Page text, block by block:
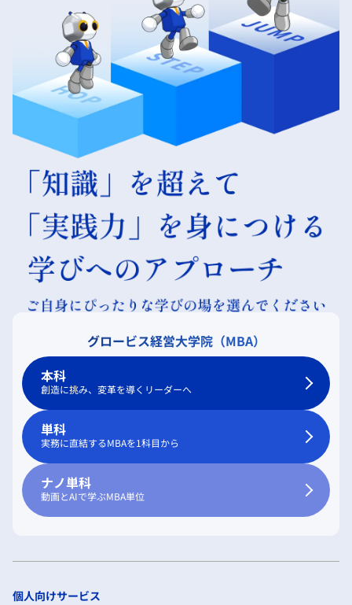
グロービス経営大学院（MBA）
本科
創造に挑み、変革を導くリーダーへ
単科
実務に直結するMBAを1科目から
ナノ単科
動画とAIで学ぶMBA単位
個人向けサービス